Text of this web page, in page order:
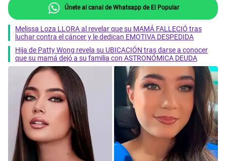
Únete al canal de Whatsapp de El Popular
Melissa Loza LLORA al revelar que su MAMÁ FALLECIÓ tras
luchar contra el cáncer y le dedican EMOTIVA DESPEDIDA
Hija de Patty Wong revela su UBICACIÓN tras darse a conocer
que su mamá dejó a su familia con ASTRONÓMICA DEUDA